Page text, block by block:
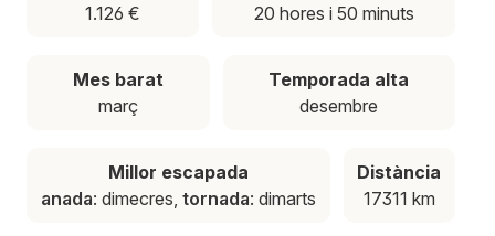
1.126 €
20 hores i 50 minuts
Mes barat
març
Temporada alta
desembre
Millor escapada
anada: dimecres, tornada: dimarts
Distància
17311 km